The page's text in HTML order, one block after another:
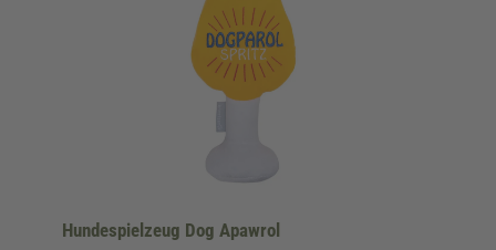
Hundespielzeug Dog Apawrol